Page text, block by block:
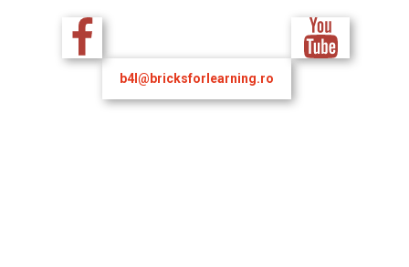
b4l@bricksforlearning.ro